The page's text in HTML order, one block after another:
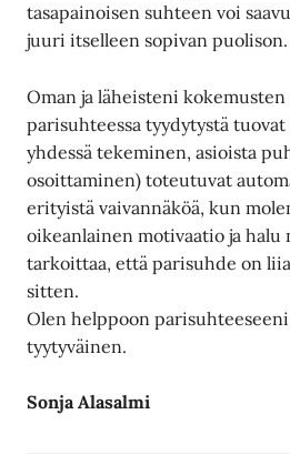
tasapainoisen suhteen voi
juuri itselleen sopivan puolison.
Oman ja läheisteni kokemusten
parisuhteessa tyydytystä
yhdessä tekeminen, asioista
osoittaminen) toteutuvat
erityistä vaivannäköä, kun
oikeanlainen motivaatio ja halu
tarkoittaa, että parisuhde on
sitten.
Olen helppoon
tyytyväinen.
Sonja Alasalmi